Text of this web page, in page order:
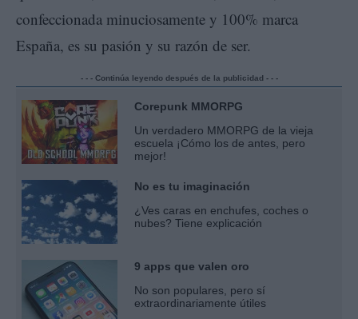
confeccionada minuciosamente y 100% marca
España, es su pasión y su razón de ser.
- - - Continúa leyendo después de la publicidad - - -
Corepunk MMORPG
Un verdadero MMORPG de la vieja
escuela ¡Cómo los de antes, pero
mejor!
No es tu imaginación
¿Ves caras en enchufes, coches o
nubes? Tiene explicación
9 apps que valen oro
No son populares, pero sí
extraordinariamente útiles